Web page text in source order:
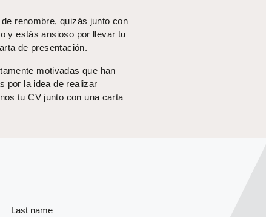
renombre, quizás junto con
y estás ansioso por llevar tu
de presentación.
motivadas que han
por la idea de realizar
tu CV junto con una carta
Last name